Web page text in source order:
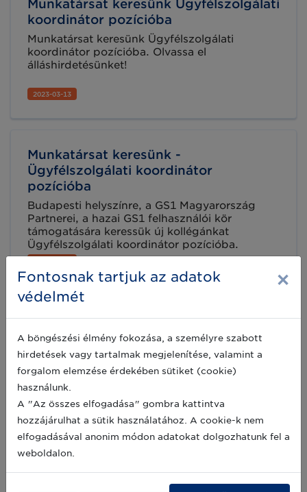
Munkatársat keresünk Ügyfélszolgálati
koordinátor pozícióba
Munkatársat keresünk Ügyfélszolgálati
koordinátor pozícióba. Olvassa el
álláshirdetésünket!
2023-03-13
Munkatársat keresünk -
Ügyfélszolgálati koordinátor
pozícióba
Budapesti helyszínre, a GS1 Magyarország
Partnerei, a hazai GS1 felhasználói kör
támogatására keressük új kollégánkat
Ügyfélszolgálati koordinátor pozícióba.
A GS1 Magyarország új munkatársat
keres
Budapesti helyszínre, hazai piacra készített
szoftverszolgáltatás felhasználói
támogatásához új kollégánkat keressük
a részletekért!
Elindult a Magyar Lean & Green
Program a fenntartható jövőért
Fontosnak tartjuk az adatok
védelmét
×
A böngészési élmény fokozása, a személyre szabott
hirdetések vagy tartalmak megjelenítése, valamint a
forgalom elemzése érdekében sütiket (cookie)
használunk.
A "Az összes elfogadása" gombra kattintva
hozzájárulhat a sütik használatához. A cookie-k nem
elfogadásával anonim módon adatokat dolgozhatunk fel a
weboldalon.